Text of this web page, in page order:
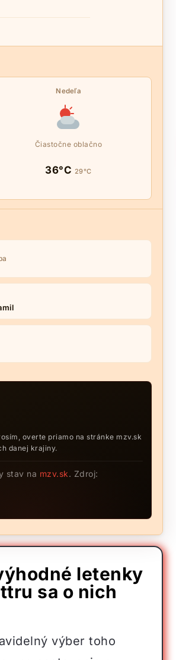
Nedeľa
Čiastočne oblačno
36°C 29°C
overte priamo na stránke mzv.sk
danej krajiny.
stav na mzv.sk. Zdroj:
letenky
sa o nich
výber toho